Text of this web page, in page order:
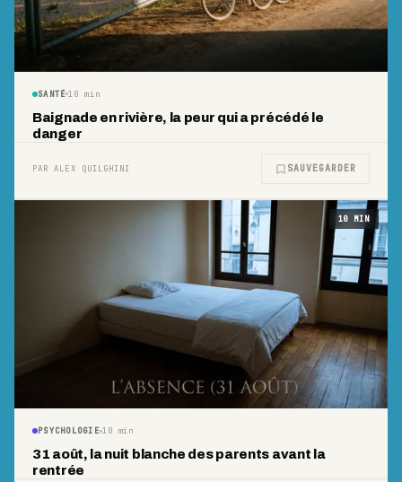
SANTÉ 10 min
Baignade en rivière, la peur qui a précédé le
danger
PAR ALEX QUILGHINI SAUVEGARDER
10 MIN
PSYCHOLOGIE 10 min
31 août, la nuit blanche des parents avant la
rentrée